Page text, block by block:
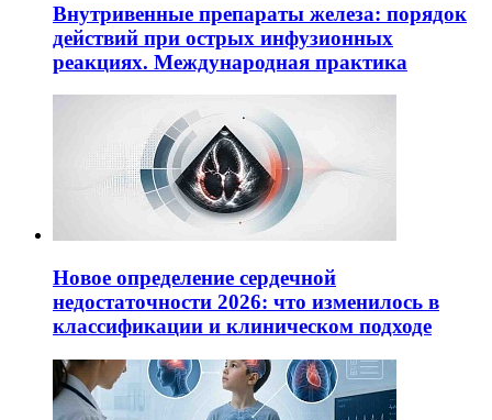
Внутривенные препараты железа: порядок
действий при острых инфузионных
реакциях. Международная практика
Новое определение сердечной
недостаточности 2026: что изменилось в
классификации и клиническом подходе